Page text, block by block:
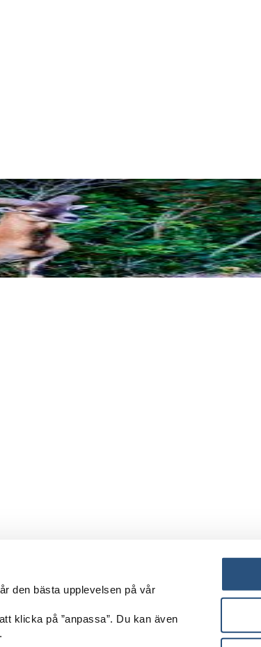
den bästa upplevelsen på vår
klicka på ”anpassa”. Du kan även
.